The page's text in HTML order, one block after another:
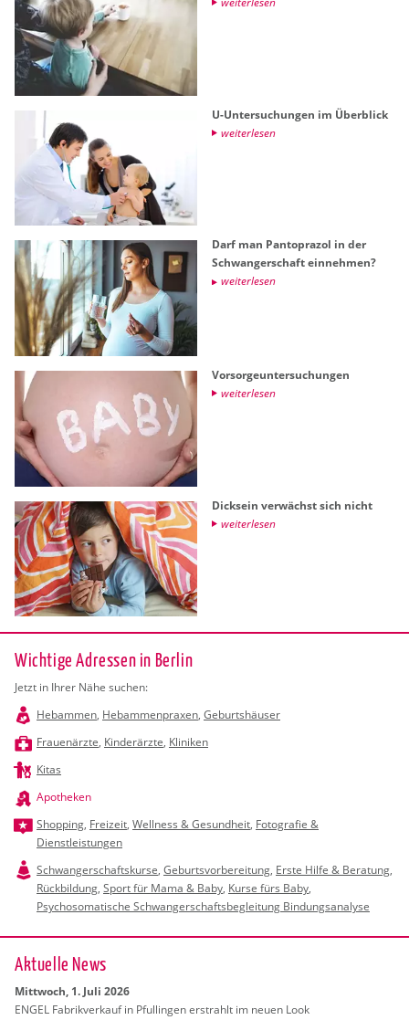
U-Un­ter­su­chun­gen im Über­blick
wei­ter­le­sen
Darf man Pan­to­pra­zol in der
Schwan­ger­schaft ein­neh­men?
wei­ter­le­sen
Vor­sor­ge­un­ter­su­chun­gen
wei­ter­le­sen
Dick­sein ver­wächst sich nicht
wei­ter­le­sen
Wichtige Adressen in Berlin
Jetzt in Ihrer Nähe suchen:
Hebammen, Hebammenpraxen, Geburtshäuser
Frauenärzte, Kinderärzte, Kliniken
Kitas
Apotheken
Shopping, Freizeit, Wellness & Gesundheit, Fotografie &
Dienstleistungen
Schwangerschaftskurse, Geburtsvorbereitung, Erste Hilfe & Beratung,
Rückbildung, Sport für Mama & Baby, Kurse fürs Baby,
Psychosomatische Schwangerschaftsbegleitung Bindungsanalyse
Ak­tu­el­le News
Mitt­woch, 1. Juli 2026
ENGEL Fa­brik­ver­kauf in Pful­lin­gen er­strahlt im neuen Look